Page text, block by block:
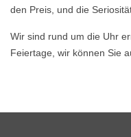
den Preis, und die
Wir sind rund um die Uhr
Feiertage, wir können Sie